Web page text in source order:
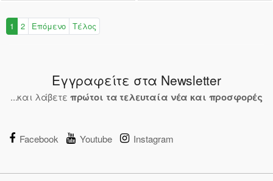
1 2 Επόμενο Τέλος
Εγγραφείτε στα Newsletter
...και λάβετε πρώτοι τα τελευταία νέα και προσφορές
Facebook Youtube Instagram